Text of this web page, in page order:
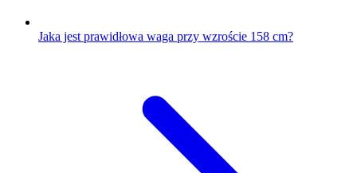
Jaka jest prawidłowa waga przy wzroście 158 cm?